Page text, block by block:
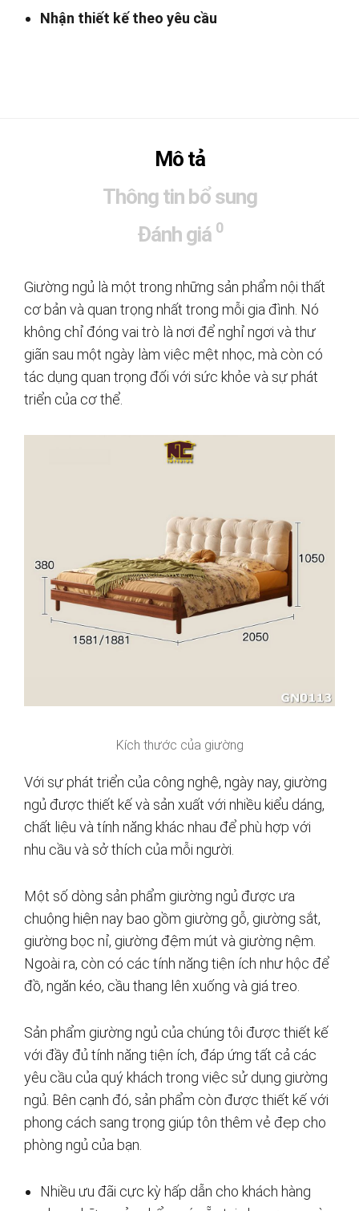
Nhận thiết kế theo yêu cầu
Mô tả
Thông tin bổ sung
Đánh giá 0
Giường ngủ là một trong những sản phẩm nội thất
cơ bản và quan trọng nhất trong mỗi gia đình. Nó
không chỉ đóng vai trò là nơi để nghỉ ngơi và thư
giãn sau một ngày làm việc mệt nhọc, mà còn có
tác dụng quan trọng đối với sức khỏe và sự phát
triển của cơ thể.
Kích thước của giường
Với sự phát triển của công nghệ, ngày nay, giường
ngủ được thiết kế và sản xuất với nhiều kiểu dáng,
chất liệu và tính năng khác nhau để phù hợp với
nhu cầu và sở thích của mỗi người.
Một số dòng sản phẩm giường ngủ được ưa
chuộng hiện nay bao gồm giường gỗ, giường sắt,
giường bọc nỉ, giường đệm mút và giường nệm.
Ngoài ra, còn có các tính năng tiện ích như hộc để
đồ, ngăn kéo, cầu thang lên xuống và giá treo.
Sản phẩm giường ngủ của chúng tôi được thiết kế
với đầy đủ tính năng tiện ích, đáp ứng tất cả các
yêu cầu của quý khách trong việc sử dụng giường
ngủ. Bên cạnh đó, sản phẩm còn được thiết kế với
phong cách sang trọng giúp tôn thêm vẻ đẹp cho
phòng ngủ của bạn.
Nhiều ưu đãi cực kỳ hấp dẫn cho khách hàng